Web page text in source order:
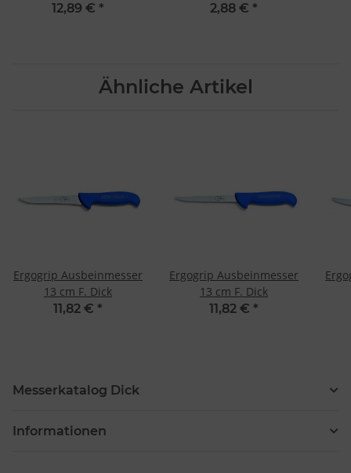
12,89 € *
2,88 € *
Ähnliche Artikel
Ergogrip Ausbeinmesser
13 cm F. Dick
11,82 € *
Ergogrip Ausbeinmesser
13 cm F. Dick
11,82 € *
Messerkatalog Dick
Informationen